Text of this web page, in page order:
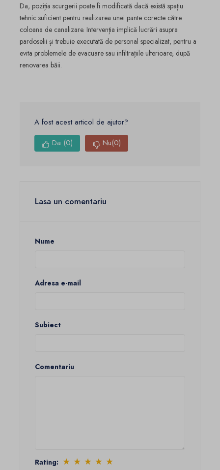
Da, poziția scurgerii poate fi modificată dacă există spațiu
tehnic suficient pentru realizarea unei pante corecte către
coloana de canalizare. Intervenția implică lucrări asupra
pardoselii și trebuie executată de personal specializat, pentru a
evita problemele de evacuare sau infiltrațiile ulterioare, după
renovarea băii.
A fost acest articol de ajutor?
Da (0) Nu(0)
Lasa un comentariu
Nume
Adresa e-mail
Subiect
Comentariu
Rating: ★ ★ ★ ★ ★